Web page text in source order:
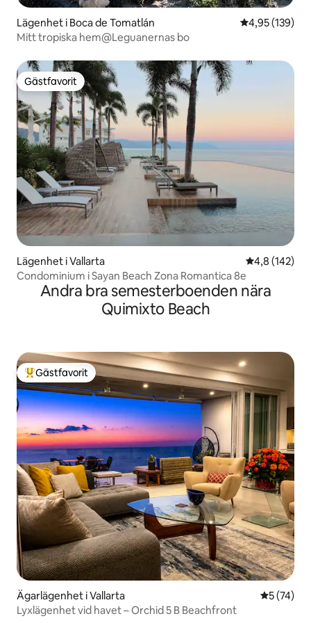
Lägenhet i Boca de Tomatlán 4,95 av 5 i
4,95 (139)
Mitt tropiska hem@Leguanernas bo
Gästfavorit
Gästfavorit
Lägenhet i Vallarta 4,8 av 5 i
4,8 (142)
Condominium i Sayan Beach Zona Romantica 8e
Andra bra semesterboenden nära
Quimixto Beach
Populär gästfavorit
Gästfavorit
Ägarlägenhet i Vallarta 5 av 5 i
5 (74)
Lyxlägenhet vid havet – Orchid 5 B Beachfront